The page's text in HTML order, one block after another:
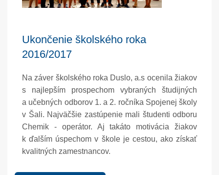
Ukončenie školského roka
2016/2017
Na záver školského roka Duslo, a.s ocenila žiakov
s najlepším prospechom vybraných študijných
a učebných odborov 1. a 2. ročníka Spojenej školy
v Šali. Najväčšie zastúpenie mali študenti odboru
Chemik - operátor. Aj takáto motivácia žiakov
k ďalším úspechom v škole je cestou, ako získať
kvalitných zamestnancov.